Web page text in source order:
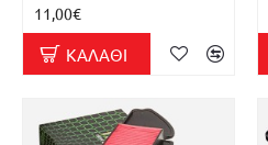
11,00€
ΚΑΛΆΘΙ